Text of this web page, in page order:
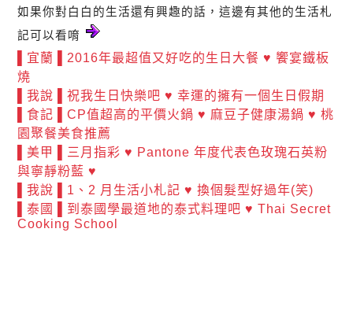
如果你對白白的生活還有興趣的話，這邊有其他的生活札
記可以看唷
▌宜蘭 ▌2016年最超值又好吃的生日大餐 ♥ 饗宴鐵板
燒
▌我說 ▌祝我生日快樂吧 ♥ 幸運的擁有一個生日假期
▌食記 ▌CP值超高的平價火鍋 ♥ 麻豆子健康湯鍋 ♥ 桃
園聚餐美食推薦
▌美甲 ▌三月指彩 ♥ Pantone 年度代表色玫瑰石英粉
與寧靜粉藍 ♥
▌我說 ▌1、2 月生活小札記 ♥ 換個髮型好過年(笑)
▌泰國 ▌到泰國學最道地的泰式料理吧 ♥ Thai Secret
Cooking School